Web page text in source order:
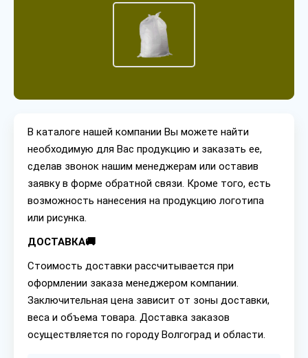
В каталоге нашей компании Вы можете найти
необходимую для Вас продукцию и заказать ее,
сделав звонок нашим менеджерам или оставив
заявку в форме обратной связи. Кроме того, есть
возможность нанесения на продукцию логотипа
или рисунка.
ДОСТАВКА🚚
Стоимость доставки рассчитывается при
оформлении заказа менеджером компании.
Заключительная цена зависит от зоны доставки,
веса и объема товара. Доставка заказов
осуществляется по городу Волгоград и области.